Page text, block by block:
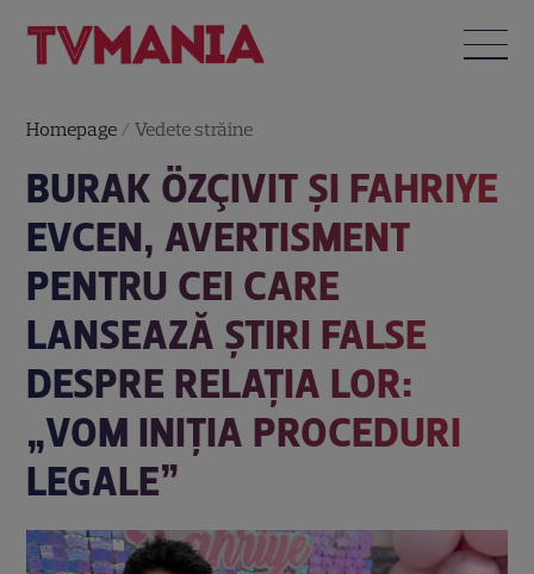
Homepage /Vedete străine
BURAK ÖZÇIVIT ȘI FAHRIYE
EVCEN, AVERTISMENT
PENTRU CEI CARE
LANSEAZĂ ȘTIRI FALSE
DESPRE RELAȚIA LOR:
„VOM INIȚIA PROCEDURI
LEGALE”